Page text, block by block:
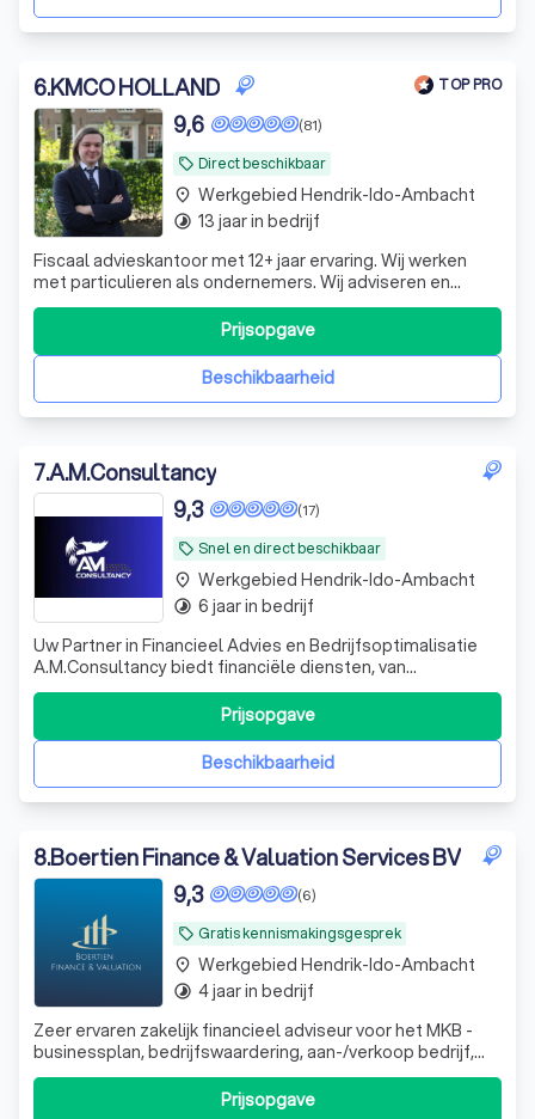
6.KMCO HOLLAND TOP PRO
local_offer Direct beschikbaar
(81)
9,6
Fiscaal advieskantoor met 12+ jaar ervaring. Wij werken
met particulieren als ondernemers. Wij adviseren en
verzorgen ook alle aangiftes. Lid RB, IFA en ABA.
Beschikbaarheid
Prijsopgave
place Werkgebied Hendrik-Ido-Ambacht
timelapse 13 jaar in bedrijf
7.A.M.Consultancy
local_offer Snel en direct beschikbaar
(17)
9,3
Uw Partner in Financieel Advies en Bedrijfsoptimalisatie
A.M.Consultancy biedt financiële diensten, van
boekhouding tot belastingoptimalisatie, met expertise in
financiële processen en ondersteiuning.
Beschikbaarheid
Prijsopgave
place Werkgebied Hendrik-Ido-Ambacht
timelapse 6 jaar in bedrijf
8.Boertien Finance & Valuation Services BV
local_offer Gratis kennismakingsgesprek
(6)
9,3
Zeer ervaren zakelijk financieel adviseur voor het MKB -
businessplan, bedrijfswaardering, aan-/verkoop bedrijf,
werknemersparticipaties, financieel zwaar weer en whoa
trajecten. DGA adviseringPrijsopgave
place Werkgebied Hendrik-Ido-Ambacht
timelapse 4 jaar in bedrijf